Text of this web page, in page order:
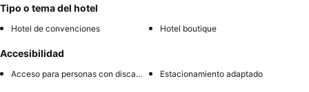
Tipo o tema del hotel
Hotel de convenciones Hotel boutique
Accesibilidad
Acceso para personas con discapacidad Estacionamiento adaptado